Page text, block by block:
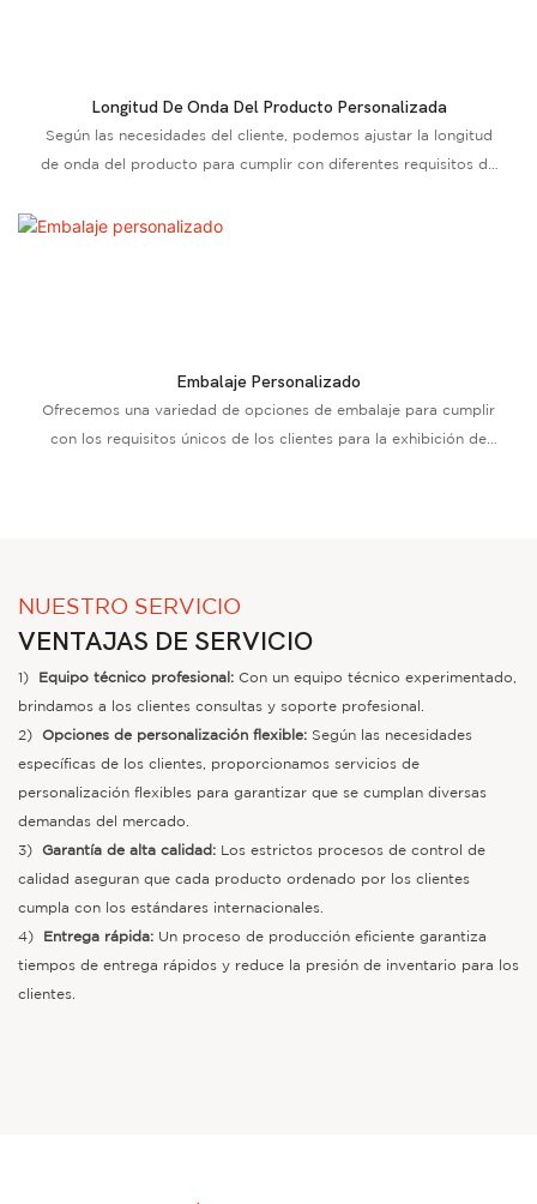
Longitud De Onda Del Producto Personalizada
Según las necesidades del cliente, podemos ajustar la longitud
de onda del producto para cumplir con diferentes requisitos de
Embalaje Personalizado
Ofrecemos una variedad de opciones de embalaje para cumplir
con los requisitos únicos de los clientes para la exhibición de
NUESTRO SERVICIO
VENTAJAS DE SERVICIO
1) Equipo técnico profesional: Con un equipo técnico experimentado,
brindamos a los clientes consultas y soporte profesional.
2) Opciones de personalización flexible: Según las necesidades
específicas de los clientes, proporcionamos servicios de
personalización flexibles para garantizar que se cumplan diversas
demandas del mercado.
3) Garantía de alta calidad: Los estrictos procesos de control de
calidad aseguran que cada producto ordenado por los clientes
cumpla con los estándares internacionales.
4) Entrega rápida: Un proceso de producción eficiente garantiza
tiempos de entrega rápidos y reduce la presión de inventario para los
clientes.